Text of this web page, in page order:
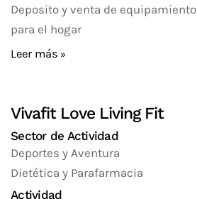
Deposito y venta de
para el hogar
Leer más
Vivafit Love Living Fit
Sector de Actividad
Deportes y Aventura
Dietética y Parafarmacia
Actividad